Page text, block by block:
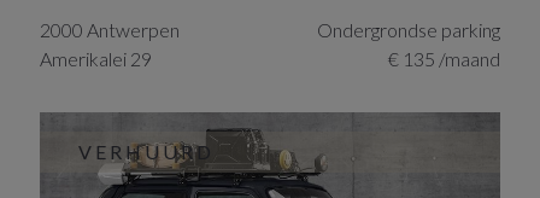
2000 Antwerpen
Amerikalei 29
Ondergrondse parking
€ 135 /maand
VERHUURD